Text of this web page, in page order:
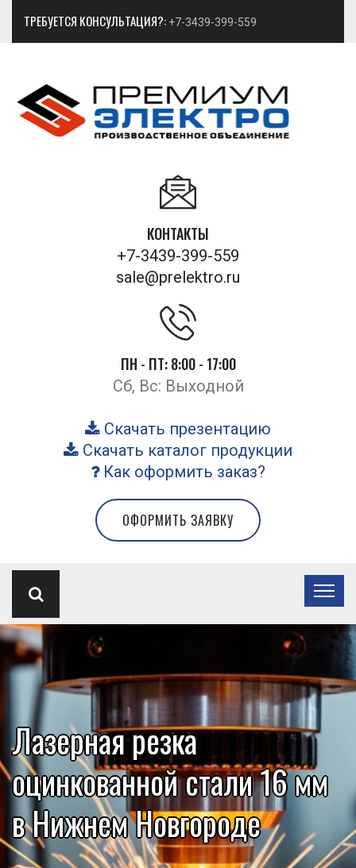
ТРЕБУЕТСЯ КОНСУЛЬТАЦИЯ?: +7-3439-399-559
КОНТАКТЫ
+7-3439-399-559
sale@prelektro.ru
ПН - ПТ: 8:00 - 17:00
Сб, Вс: Выходной
Скачать презентацию
Скачать каталог продукции
Как оформить заказ?
ОФОРМИТЬ ЗАЯВКУ
Лазерная резка
оцинкованной стали 16 мм
в Нижнем Новгороде